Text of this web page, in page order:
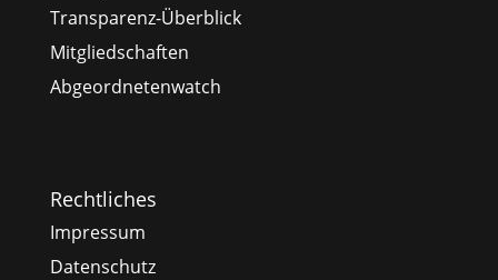
Transparenz-Überblick
Mitgliedschaften
Abgeordnetenwatch
Rechtliches
Impressum
Datenschutz